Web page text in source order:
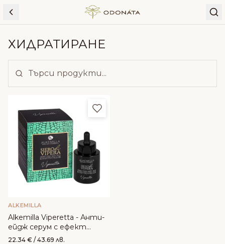
Skip to content
ХИДРАТИРАНЕ
Добави в любими
ALKEMILLA
Alkemilla Viperetta - Анти-
ейдж серум с ефект
филър
22.34 € / 43.69 лв.